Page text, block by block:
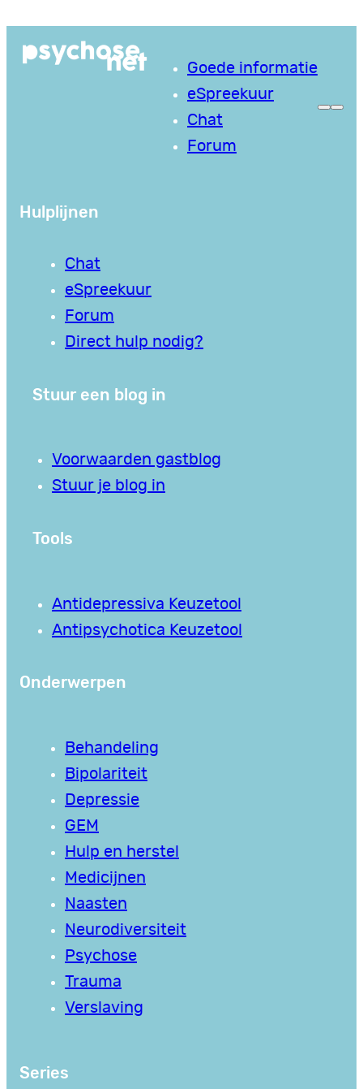
naar
Goede informatie
eSpreekuur
Chat
Forum
Hulplijnen
Chat
eSpreekuur
Forum
Direct hulp nodig?
Stuur een blog in
Voorwaarden gastblog
Stuur je blog in
Tools
Antidepressiva Keuzetool
Antipsychotica Keuzetool
Onderwerpen
Behandeling
Bipolariteit
Depressie
GEM
Hulp en herstel
Medicijnen
Naasten
Neurodiversiteit
Psychose
Trauma
Verslaving
Series